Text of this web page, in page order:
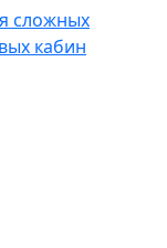
сложных
кабин